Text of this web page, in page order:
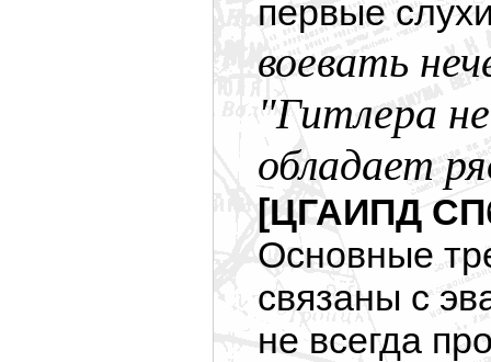
первые
воевать
"Гитлера
обладает
[ЦГАИПД
Основные
связаны с
не всегда